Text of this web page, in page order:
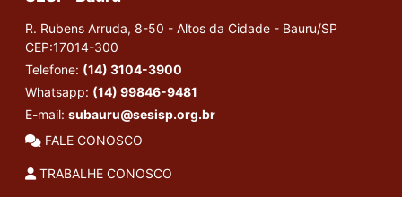
R. Rubens Arruda, 8-50 - Altos da Cidade - Bauru/SP
CEP:17014-300
Telefone: (14) 3104-3900
Whatsapp: (14) 99846-9481
E-mail: subauru@sesisp.org.br
FALE CONOSCO
TRABALHE CONOSCO